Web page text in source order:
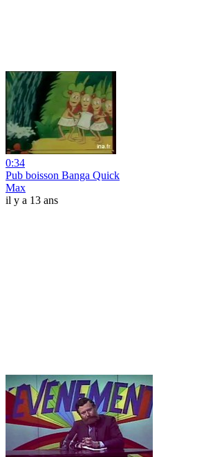
0:34
Pub boisson Banga Quick
Max
il y a 13 ans